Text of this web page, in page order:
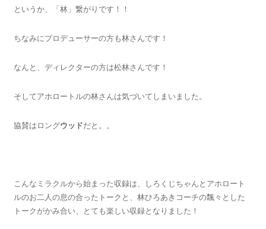
というか、「林」繋がりです！！
ちなみにプロデューサーの方も林さんです！
なんと、ディレクターの方は松林さんです！
そしてアホロートルの林さんは気づいてしまいました。
協賛はロングウッドだと。。
こんなミラクルから始まった収録は、しろくじちゃんとアホロート
ルのお二人の息の合ったトークと、林ひろあきコーチの飄々とした
トークがかみ合い、とても楽しい収録となりました！